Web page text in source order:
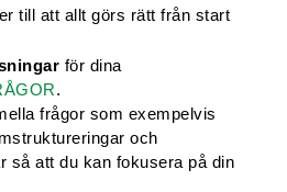
till att allt görs rätt från start
för dina
.
frågor som exempelvis
och
så att du kan fokusera på din